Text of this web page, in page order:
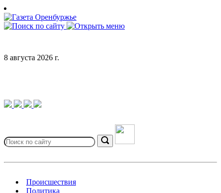
Skip
to
content
8 августа 2026 г.
for:
Search
Происшествия
Политика